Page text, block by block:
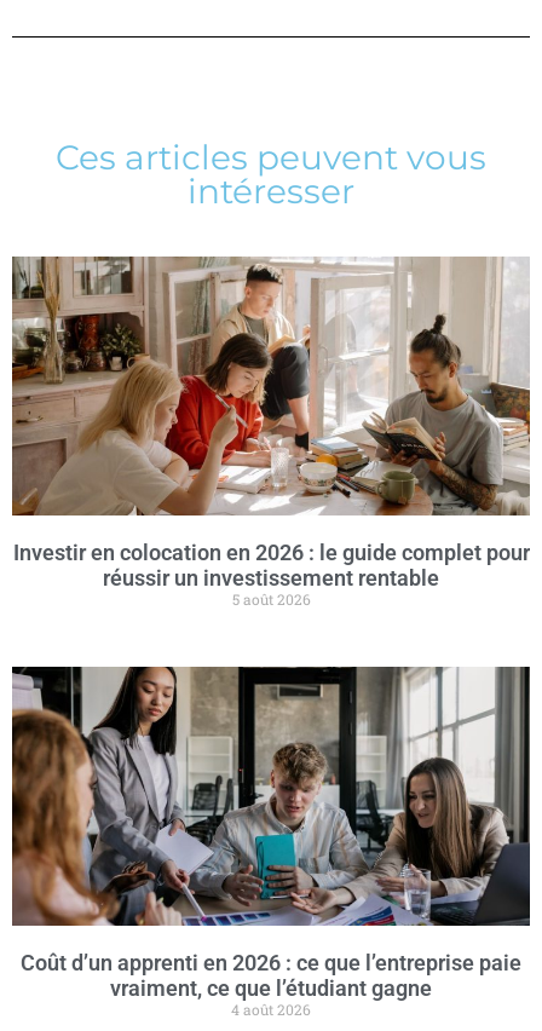
Ces articles peuvent vous
intéresser
Investir en colocation en 2026 : le guide complet pour
réussir un investissement rentable
5 août 2026
Coût d’un apprenti en 2026 : ce que l’entreprise paie
vraiment, ce que l’étudiant gagne
4 août 2026